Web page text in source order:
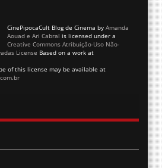
CinePipocaCult Blog de Cinema by Amanda
Aouad e Ari Cabral is licensed under a
Creative Commons Atribuição-Uso Não-
License Based on a work at
of this license may be available at